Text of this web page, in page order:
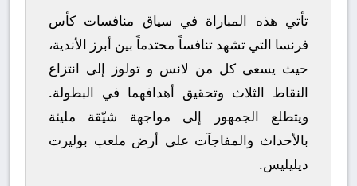
تأتي هذه المباراة في سياق منافسات كأس
فرنسا التي تشهد تنافساً محتدماً بين أبرز الأندية،
حيث يسعى كل من لانس و تولوز
إلى انتزاع
النقاط الثلاث وتحقيق أهدافهما في البطولة.
ويتطلع الجمهور إلى مواجهة شيّقة مليئة
بالأحداث والمفاجآت على أرض ملعب بوليرت
ديليليس.